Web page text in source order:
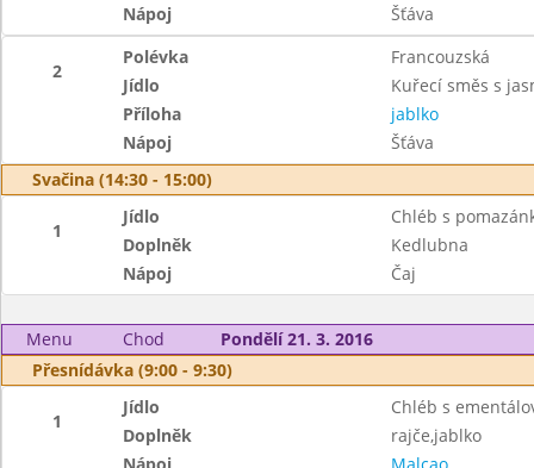
Nápoj
Šťáva
2
Polévka
Francouzská
Jídlo
Kuřecí směs s
Příloha
jablko
Nápoj
Šťáva
Svačina (14:30 - 15:00)
1
Jídlo
Chléb s
Doplněk
Kedlubna
Nápoj
Čaj
Menu Chod
Pondělí 21. 3. 2016
Přesnídávka (9:00 - 9:30)
1
Jídlo
Chléb s
Doplněk
rajče,jablko